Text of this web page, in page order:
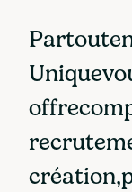
Partoute
Uniquevo
offrecom
recrutem
création,